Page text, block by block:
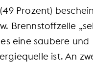
Prozent)
Brennstoffzelle
eine saubere und
ist. An